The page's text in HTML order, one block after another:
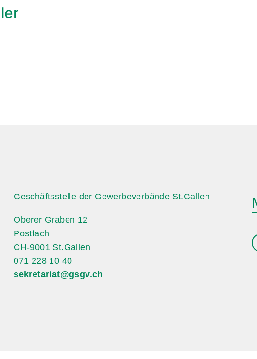
Geschäftsstelle der Gewerbeverbände St.Gallen
Oberer Graben 12
Postfach
CH-9001 St.Gallen
071 228 10 40
sekretariat@gsgv.ch